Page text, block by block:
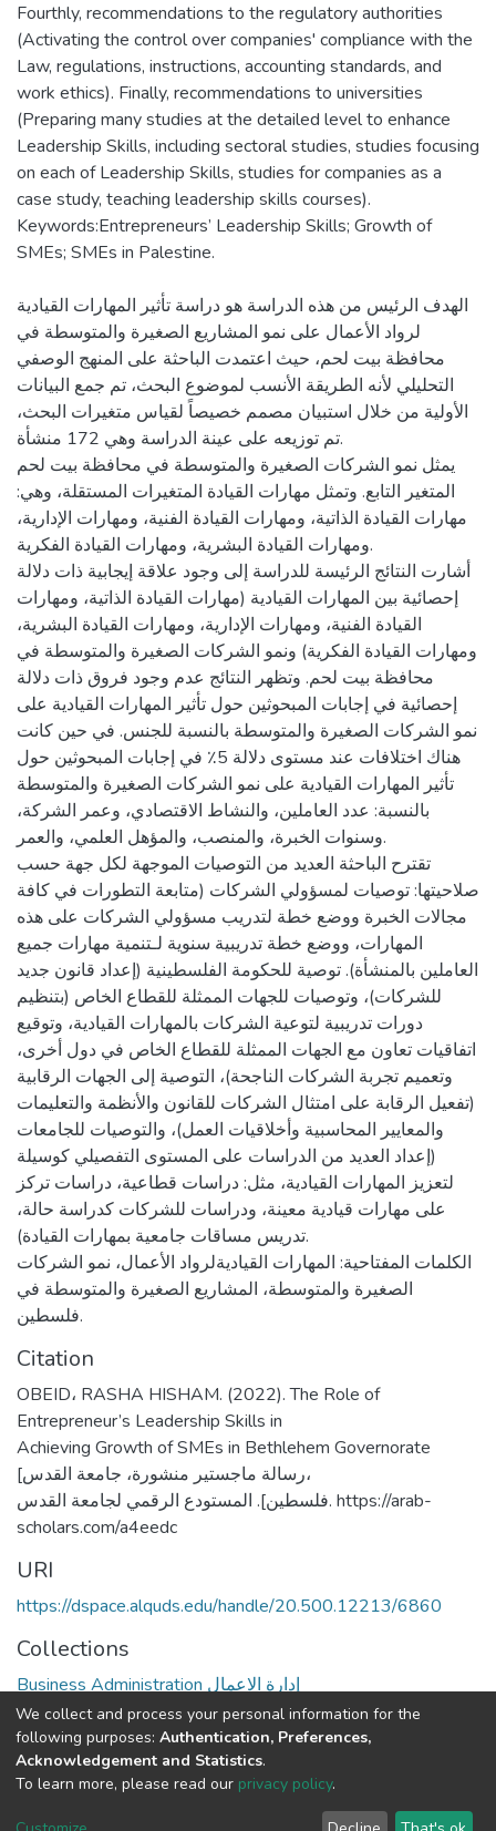
Fourthly, recommendations to the regulatory authorities
(Activating the control over companies' compliance with the
Law, regulations, instructions, accounting standards, and
work ethics). Finally, recommendations to universities
(Preparing many studies at the detailed level to enhance
Leadership Skills, including sectoral studies, studies focusing
on each of Leadership Skills, studies for companies as a
case study, teaching leadership skills courses).
Keywords:Entrepreneurs’ Leadership Skills; Growth of
SMEs; SMEs in Palestine.
الهدف الرئيس من هذه الدراسة هو دراسة تأثير المهارات القيادية
لرواد الأعمال على نمو المشاريع الصغيرة والمتوسطة في
محافظة بيت لحم، حيث اعتمدت الباحثة على المنهج الوصفي
التحليلي لأنه الطريقة الأنسب لموضوع البحث، تم جمع البيانات
الأولية من خلال استبيان مصمم خصيصاً لقياس متغيرات البحث،
تم توزيعه على عينة الدراسة وهي 172 منشأة.
يمثل نمو الشركات الصغيرة والمتوسطة في محافظة بيت لحم
المتغير التابع. وتمثل مهارات القيادة المتغيرات المستقلة، وهي:
مهارات القيادة الذاتية، ومهارات القيادة الفنية، ومهارات الإدارية،
ومهارات القيادة البشرية، ومهارات القيادة الفكرية.
أشارت النتائج الرئيسة للدراسة إلى وجود علاقة إيجابية ذات دلالة
إحصائية بين المهارات القيادية (مهارات القيادة الذاتية، ومهارات
القيادة الفنية، ومهارات الإدارية، ومهارات القيادة البشرية،
ومهارات القيادة الفكرية) ونمو الشركات الصغيرة والمتوسطة في
محافظة بيت لحم. وتظهر النتائج عدم وجود فروق ذات دلالة
إحصائية في إجابات المبحوثين حول تأثير المهارات القيادية على
نمو الشركات الصغيرة والمتوسطة بالنسبة للجنس. في حين كانت
هناك اختلافات عند مستوى دلالة 5٪ في إجابات المبحوثين حول
تأثير المهارات القيادية على نمو الشركات الصغيرة والمتوسطة
بالنسبة: عدد العاملين، والنشاط الاقتصادي، وعمر الشركة،
وسنوات الخبرة، والمنصب، والمؤهل العلمي، والعمر.
تقترح الباحثة العديد من التوصيات الموجهة لكل جهة حسب
صلاحيتها: توصيات لمسؤولي الشركات (متابعة التطورات في كافة
مجالات الخبرة ووضع خطة لتدريب مسؤولي الشركات على هذه
المهارات، ووضع خطة تدريبية سنوية لـتنمية مهارات جميع
العاملين بالمنشأة). توصية للحكومة الفلسطينية (إعداد قانون جديد
للشركات)، وتوصيات للجهات الممثلة للقطاع الخاص (بتنظيم
دورات تدريبية لتوعية الشركات بالمهارات القيادية، وتوقيع
اتفاقيات تعاون مع الجهات الممثلة للقطاع الخاص في دول أخرى،
وتعميم تجربة الشركات الناجحة)، التوصية إلى الجهات الرقابية
(تفعيل الرقابة على امتثال الشركات للقانون والأنظمة والتعليمات
والمعايير المحاسبية وأخلاقيات العمل)، والتوصيات للجامعات
(إعداد العديد من الدراسات على المستوى التفصيلي كوسيلة
لتعزيز المهارات القيادية، مثل: دراسات قطاعية، دراسات تركز
على مهارات قيادية معينة، ودراسات للشركات كدراسة حالة،
تدريس مساقات جامعية بمهارات القيادة).
الكلمات المفتاحية: المهارات القياديةلرواد الأعمال، نمو الشركات
الصغيرة والمتوسطة، المشاريع الصغيرة والمتوسطة في
فلسطين.
Citation
OBEID، RASHA HISHAM. (2022). The Role of
Entrepreneur’s Leadership Skills in
Achieving Growth of SMEs in Bethlehem Governorate
[رسالة ماجستير منشورة، جامعة القدس،
فلسطين]. المستودع الرقمي لجامعة القدس. https://arab-
scholars.com/a4eedc
URI
https://dspace.alquds.edu/handle/20.500.12213/6860
Collections
Business Administration إدارة الاعمال
Full item page
Cookie End User Send
We collect and process your personal information for the
following purposes: Authentication, Preferences,
Acknowledgement and Statistics.
To learn more, please read our privacy policy.